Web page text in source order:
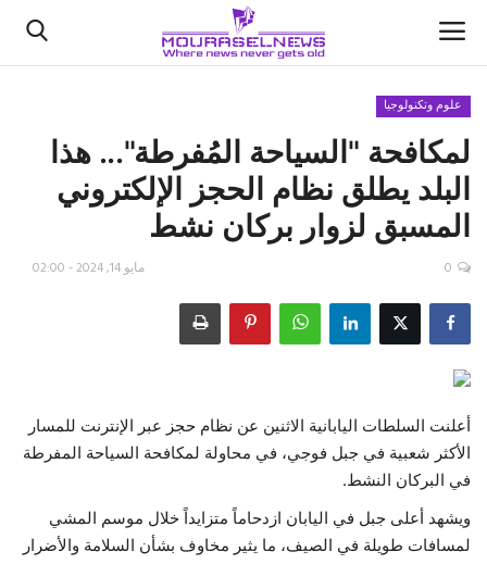
الأخبار
كتّابنا
السعودية
اقتصاد
علوم وتكنولوجيا
رياضة
فيديو
حياة
علوم وتكنولوجيا
لمكافحة "السياحة المُفرطة"... هذا
البلد يطلق نظام الحجز الإلكتروني
المسبق لزوار بركان نشط
مايو 14, 2024 - 02:00 0
أعلنت السلطات اليابانية الاثنين عن نظام حجز عبر الإنترنت للمسار
الأكثر شعبية في جبل فوجي، في محاولة لمكافحة السياحة المفرطة
في البركان النشط.
ويشهد أعلى جبل في اليابان ازدحاماً متزايداً خلال موسم المشي
لمسافات طويلة في الصيف، ما يثير مخاوف بشأن السلامة والأضرار